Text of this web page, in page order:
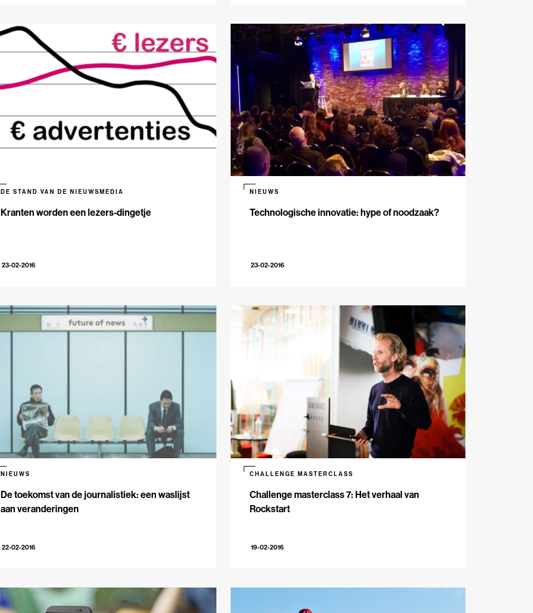
Kranten worden een lezers-dingetje
DE STAND VAN DE NIEUWSMEDIA
23-02-2016
Technologische innovatie: hype of noodzaak?
NIEUWS
23-02-2016
De toekomst van de journalistiek: een waslijst
aan veranderingen
NIEUWS
22-02-2016
Challenge masterclass 7: Het verhaal van
Rockstart
CHALLENGE MASTERCLASS
19-02-2016